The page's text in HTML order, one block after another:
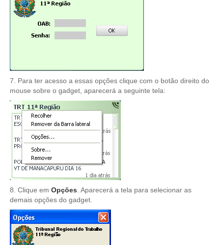
Audiências e Sessões
Calendário das Sessões da 1ª Turma 2026
Calendário das Sessões do Pleno e Especializadas 2026
Carta de Serviços ao Cidadão
Cartilhas
Cadastro de Peritos, Tradutores e Intérpretes
Calendários
Calendário Geral
Calendário de Eventos
Calendário de Eventos passados
Calendário das Sessões
Calendário das Correições
Calendário de Suspensão
7. Para ter acesso a essas opções clique com o botão direito do
mouse sobre o gadget, aparecerá a seguinte tela:
8. Clique em Opções. Aparecerá a tela para selecionar as
demais opções do gadget.